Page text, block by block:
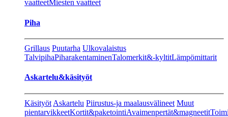
vaatteetMiesten vaatteet
Piha
Grillaus Puutarha Ulkovalaistus
TalvipihaPiharakentaminenTalomerkit&-kyltitLämpömittarit
Askartelu&käsityöt
Käsityöt Askartelu Piirustus-ja maalausvälineet Muut
pientarvikkeetKortit&paketointiAvaimenpertät&magneetit